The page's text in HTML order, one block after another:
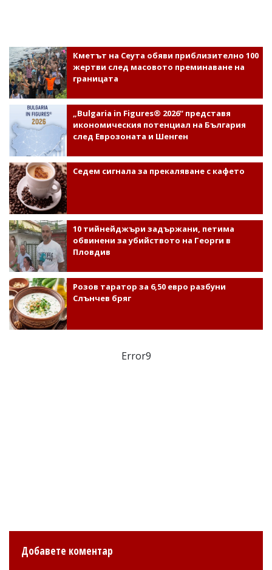
Кметът на Сеута обяви приблизително 100
жертви след масовото преминаване на
границата
„Bulgaria in Figures® 2026“ представя
икономическия потенциал на България
след Еврозоната и Шенген
Седем сигнала за прекаляване с кафето
10 тийнейджъри задържани, петима
обвинени за убийството на Георги в
Пловдив
Розов таратор за 6,50 евро разбуни
Слънчев бряг
Error9
Добавете коментар